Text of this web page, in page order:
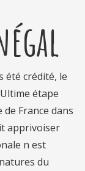
été crédité, le
étape
France dans
apprivoiser
n est
du